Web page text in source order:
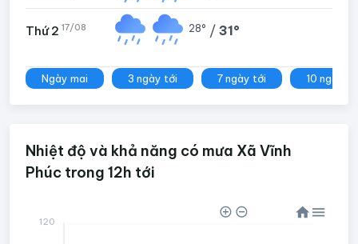
Thứ 2 17/08 28° / 31°
Ngày mai 3 ngày tới 7 ngày tới 10 ngày
Nhiệt độ và khả năng có mưa Xã Vĩnh
Phúc trong 12h tới
120